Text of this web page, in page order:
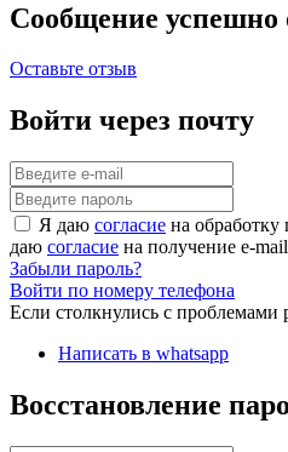
Сообщение успешно
Оставьте отзыв
Войти через почту
Я даю согласие на
даю согласие на получение e-
Забыли пароль?
Войти по номеру телефона
Если столкнулись с проблемами
Написать в whatsapp
Восстановление